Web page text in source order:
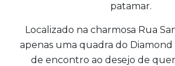
patamar.
Localizado na charmosa Rua
apenas uma quadra do Diamond
de encontro ao desejo de